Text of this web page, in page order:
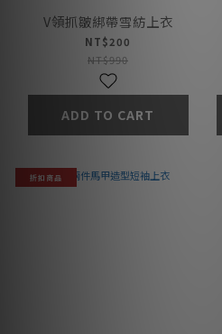
V領抓皺綁帶雪紡上衣
NT$200
NT$990
ADD TO CART
折扣商品